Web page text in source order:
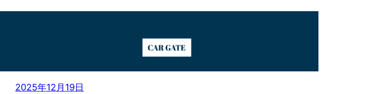
2025年12月19日